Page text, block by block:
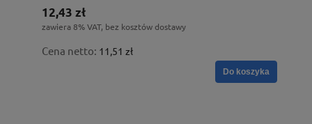
12,43 zł
zawiera 8% VAT, bez kosztów dostawy
Cena netto: 11,51 zł
Do koszyka